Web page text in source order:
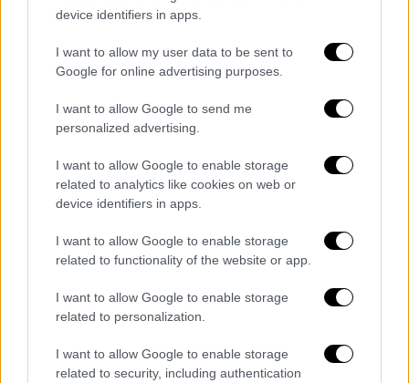
device identifiers in apps.
I want to allow my user data to be sent to
Google for online advertising purposes.
I want to allow Google to send me
personalized advertising.
I want to allow Google to enable storage
related to analytics like cookies on web or
device identifiers in apps.
I want to allow Google to enable storage
related to functionality of the website or app.
I want to allow Google to enable storage
related to personalization.
I want to allow Google to enable storage
related to security, including authentication
Βεζυράκης Δημήτρης
Συνδέσμου Κοινωνικών Λειτουργών
Οικονομικής & Κοινωνικής Επιτροπής